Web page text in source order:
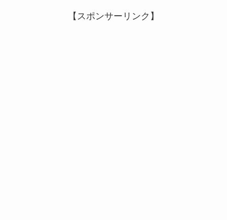
【スポンサーリンク】